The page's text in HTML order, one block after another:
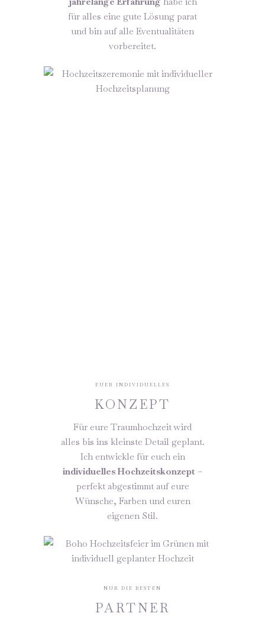
für alles eine gute Lösung parat
und bin auf alle Eventualitäten
vorbereitet.
EUER INDIVIDUELLES
KONZEPT
Für eure Traumhochzeit wird
alles bis ins kleinste Detail geplant.
Ich entwickle für euch ein
individuelles Hochzeitskonzept –
perfekt abgestimmt auf eure
Wünsche, Farben und euren
eigenen Stil.
NUR DIE BESTEN
PARTNER